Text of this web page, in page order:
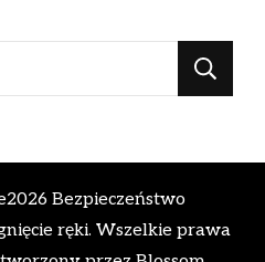
Bezpieczeństwo
ręki. Wszelkie prawa